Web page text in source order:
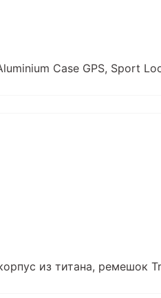
Case GPS, Sport
из титана, ремешок